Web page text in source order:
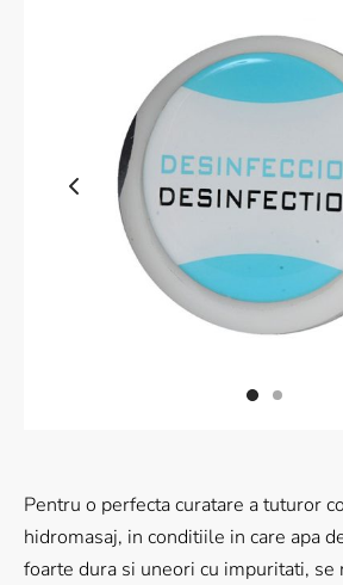
Pentru o perfecta curatare a tuturor
hidromasaj, in conditiile in care apa
foarte dura si uneori cu impuritati, se
Veining